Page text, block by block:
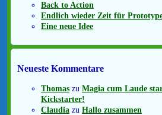
Back to Action
Endlich wieder Zeit für
Eine neue Idee
Neueste Kommentare
Thomas zu Magia cum Laude
Kickstarter!
Claudia zu Hallo zusammen